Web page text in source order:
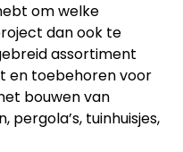
om welke
dan ook te
assortiment
en toebehoren voor
bouwen van
tuinhuisjes,